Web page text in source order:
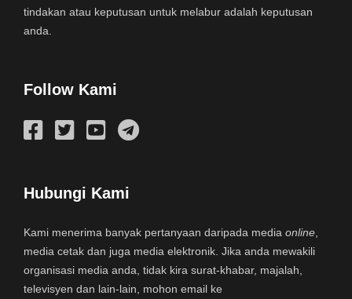
tindakan atau keputusan untuk melabur adalah keputusan
anda.
Follow Kami
Hubungi Kami
Kami menerima banyak pertanyaan daripada media online
media cetak dan juga media elektronik. Jika anda mewakili
organisasi media anda, tidak kira surat-khabar, majalah,
televisyen dan lain-lain, mohon email ke